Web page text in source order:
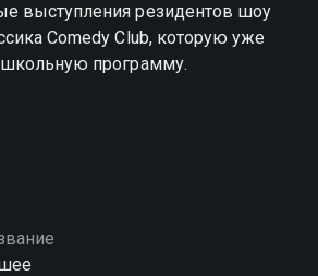
выступления резидентов шоу
Comedy Club, которую уже
программу.